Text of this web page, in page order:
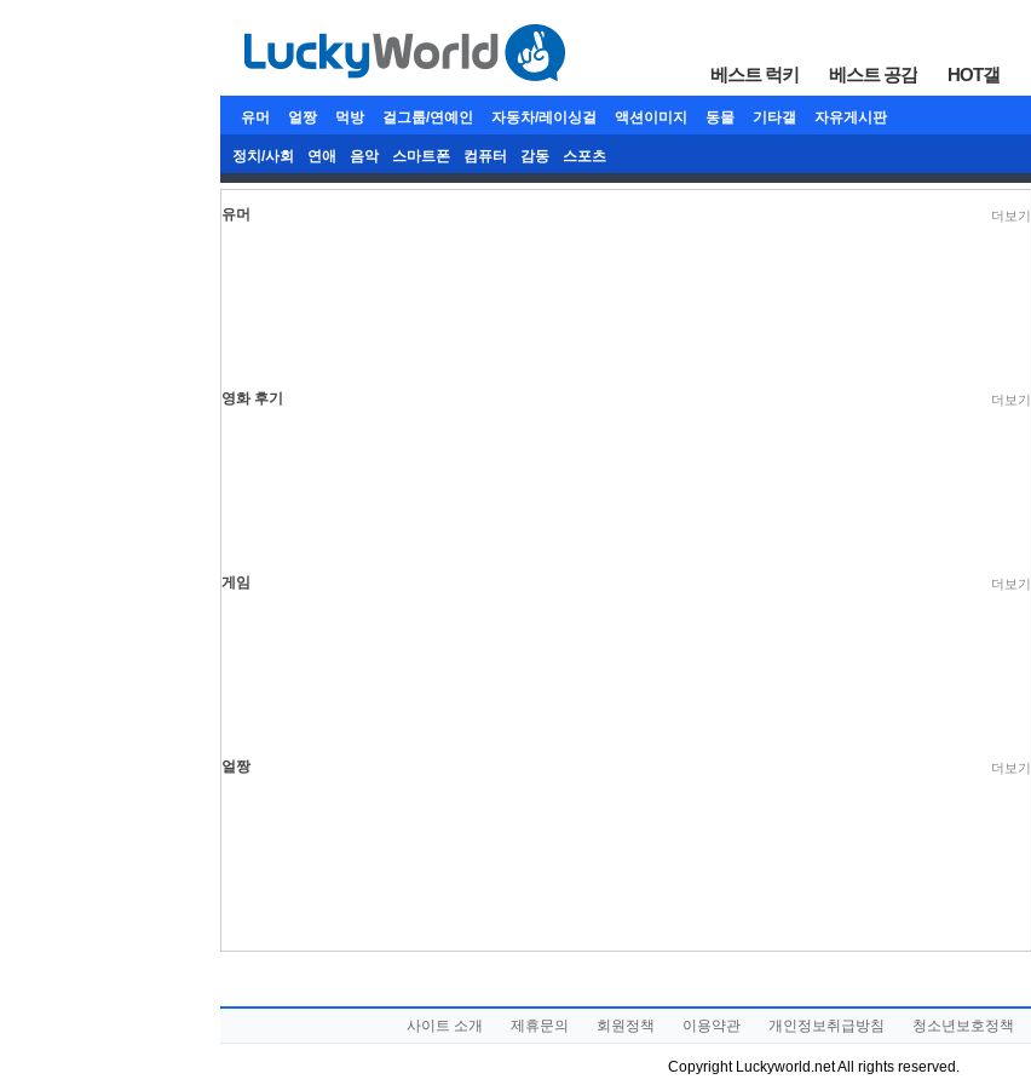
베스트 럭키 베스트 공감 HOT갤
유머 얼짱 먹방 걸그룹/연예인 자동차/레이싱걸 액션이미지 동물 기타갤 자유게시판
정치/사회 연애 음악 스마트폰 컴퓨터 감동 스포츠
유머 더보기
영화 후기 더보기
게임 더보기
얼짱 더보기
사이트 소개 제휴문의 회원정책 이용약관 개인정보취급방침 청소년보호정책
Copyright Luckyworld.net All rights reserved.